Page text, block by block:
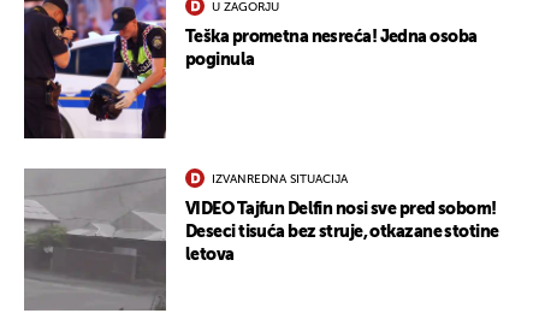
U ZAGORJU
Teška prometna nesreća! Jedna osoba
poginula
IZVANREDNA SITUACIJA
VIDEO Tajfun Delfin nosi sve pred sobom!
Deseci tisuća bez struje, otkazane stotine
letova
UKLJUČITE NOTIFIKACIJE